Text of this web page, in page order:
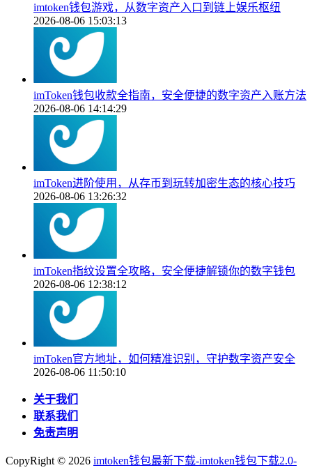
imtoken钱包游戏，从数字资产入口到链上娱乐枢纽
2026-08-06 15:03:13
imToken钱包收款全指南，安全便捷的数字资产入账方法
2026-08-06 14:14:29
imToken进阶使用，从存币到玩转加密生态的核心技巧
2026-08-06 13:26:32
imToken指纹设置全攻略，安全便捷解锁你的数字钱包
2026-08-06 12:38:12
imToken官方地址，如何精准识别，守护数字资产安全
2026-08-06 11:50:10
关于我们
联系我们
免责声明
CopyRight © 2026 imtoken钱包最新下载-imtoken钱包下载2.0-